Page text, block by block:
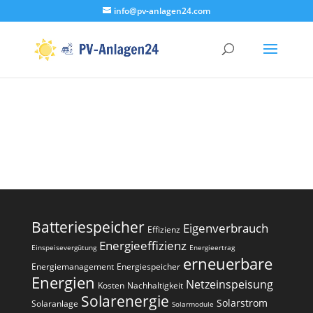
info@pv-anlagen24.com
Batteriespeicher Effizienz Eigenverbrauch
Einspeisevergütung Energieeffizienz Energieertrag
Energiemanagement Energiespeicher erneuerbare
Energien Kosten Nachhaltigkeit Netzeinspeisung
Solaranlage Solarenergie Solarmodule Solarstrom